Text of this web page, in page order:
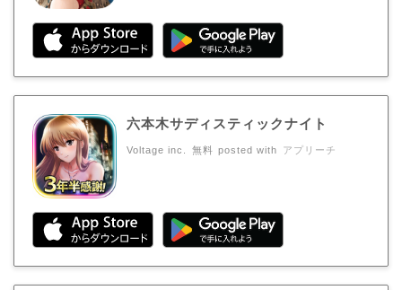
六本木サディスティックナイト
Voltage inc. 無料 posted with アプリーチ